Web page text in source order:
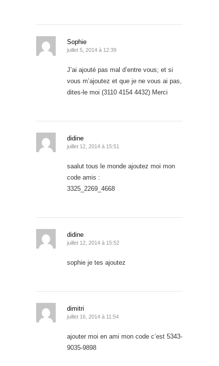
Sophie
juillet 5, 2014 à 12:39
J’ai ajouté pas mal d’entre vous; et si
vous m’ajoutez et que je ne vous ai pas,
dites-le moi (3110 4154 4432) Merci
didine
juillet 12, 2014 à 15:51
saalut tous le monde ajoutez moi mon
code amis :
3325_2269_4668
didine
juillet 12, 2014 à 15:52
sophie je tes ajoutez
dimitri
juillet 16, 2014 à 11:54
ajouter moi en ami mon code c’est 5343-
9035-9898